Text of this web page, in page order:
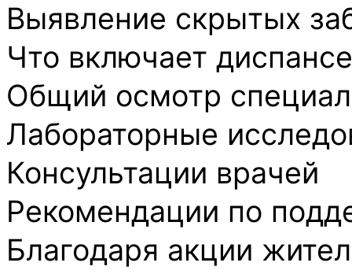
Выявление скрытых
Что включает
Общий осмотр
Лабораторные
Консультации врачей
Рекомендации по
Благодаря акции